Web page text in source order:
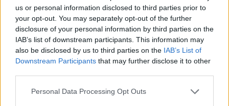
us or personal information disclosed to third parties prior to
your opt-out. You may separately opt-out of the further
disclosure of your personal information by third parties on the
IAB’s list of downstream participants. This information may
also be disclosed by us to third parties on the IAB’s List of
Downstream Participants that may further disclose it to other
Personal Data Processing Opt Outs
pénzt, hogy ne maradjon ki még egy év,
mert az nagyon rossz lenne” – emelte ki
Veress Albert, aki kérdésünkre azt is
elmondta, hogy egy fesztivál
megszervezéséhez 250–300 ezer lej
szükséges.